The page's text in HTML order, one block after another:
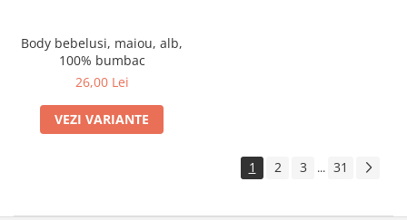
Body bebelusi, maiou, alb,
100% bumbac
26,00 Lei
VEZI VARIANTE
1 2 3 ... 31